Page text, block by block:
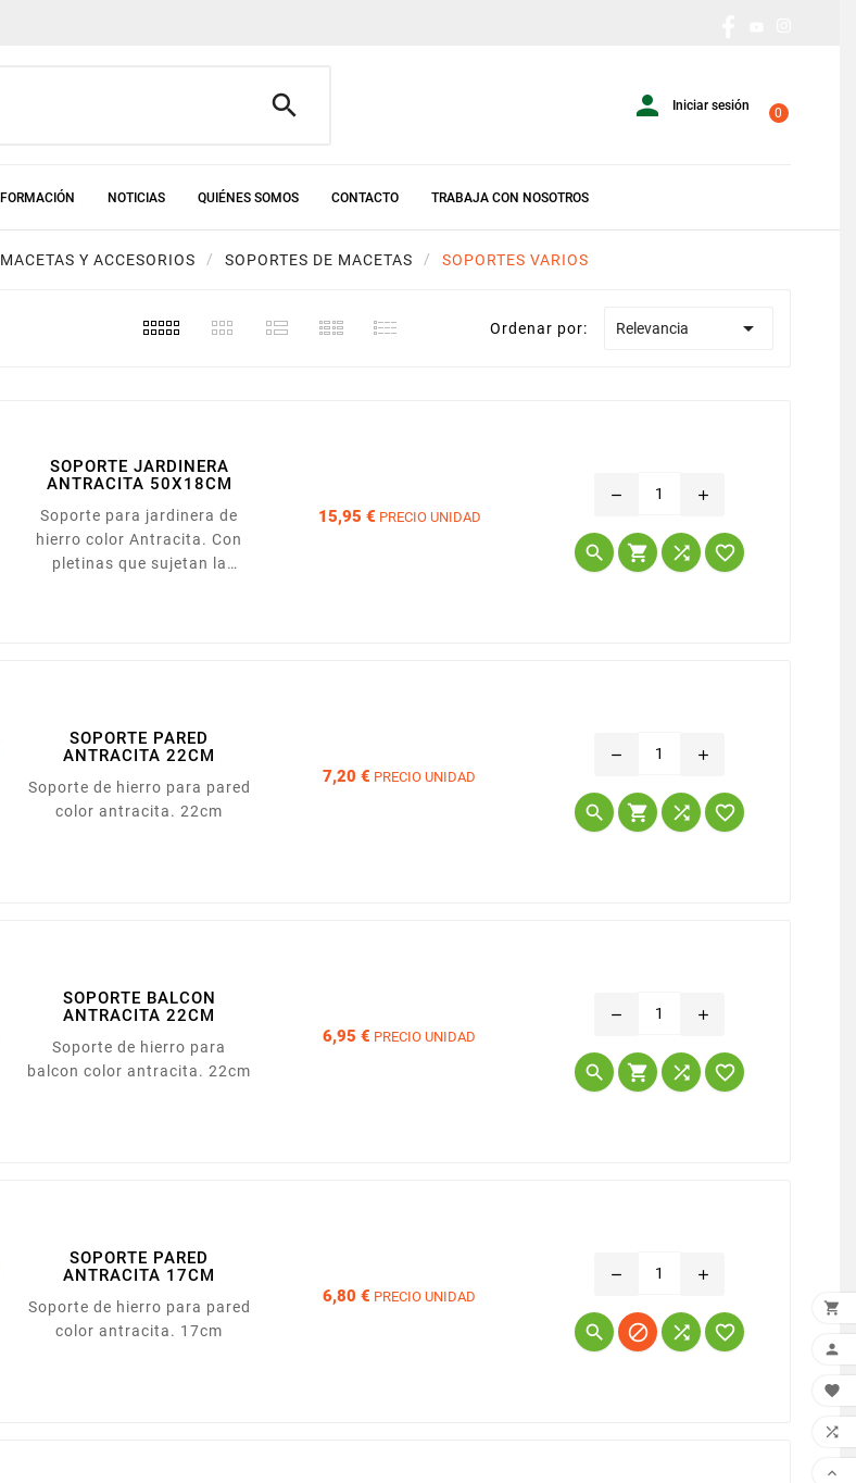
  Iniciar sesión 0
FORMACIÓN NOTICIAS QUIÉNES SOMOS CONTACTO TRABAJA CON NOSOTROS
MACETAS Y ACCESORIOS SOPORTES DE MACETAS SOPORTES VARIOS
Ordenar por: Relevancia 
SOPORTE JARDINERA
ANTRACITA 50X18CM
Soporte para jardinera de
hierro color Antracita. Con
pletinas que sujetan la
15,95 € PRECIO UNIDAD
remove add
   
SOPORTE PARED
ANTRACITA 22CM
Soporte de hierro para pared
color antracita. 22cm
7,20 € PRECIO UNIDAD
remove add
   
SOPORTE BALCON
ANTRACITA 22CM
Soporte de hierro para
balcon color antracita. 22cm
6,95 € PRECIO UNIDAD
remove add
   
SOPORTE PARED
ANTRACITA 17CM
Soporte de hierro para pared
color antracita. 17cm
6,80 € PRECIO UNIDAD
remove add
   




